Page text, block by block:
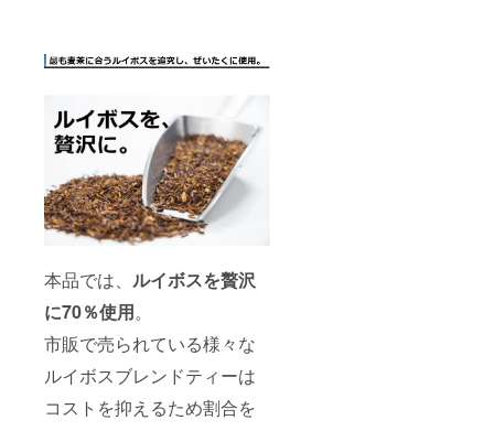
本品では、 ルイボスを贅沢
に70％使用。
市販で売られている様々な
ルイボスブレンドティーは
コストを抑えるため割合を